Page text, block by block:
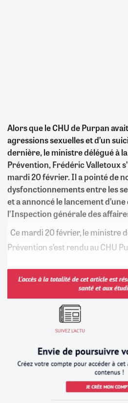
Alors que le CHU de Purpan
agressions sexuelles et d’un
dernière, le ministre délégué à
Prévention, Frédéric Valletoux
mardi 20 février. Il a pointé de
dysfonctionnements entre les
et a annoncé le lancement
l’Inspection générale des
Ce mardi 20 février, le ministre
Prévention s’est rendu au CHU